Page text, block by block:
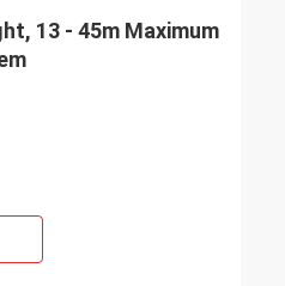
13 - 45m Maximum